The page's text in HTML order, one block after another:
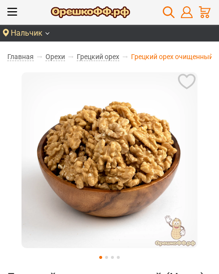
Нальчик
Главная Орехи Грецкий орех Грецкий орех очищенный